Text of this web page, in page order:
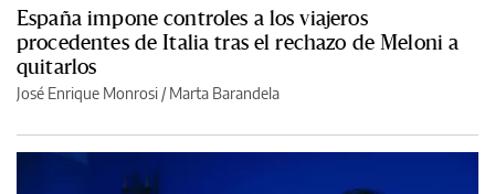
España impone controles a los viajeros
procedentes de Italia tras el rechazo de Meloni a
quitarlos
José Enrique Monrosi / Marta Barandela